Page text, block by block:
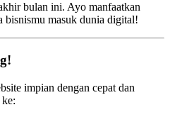
bulan ini. Ayo manfaatkan
bisnismu masuk dunia digital!
impian dengan cepat dan